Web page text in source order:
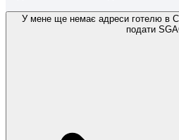
У мене ще немає адреси готелю в
подати